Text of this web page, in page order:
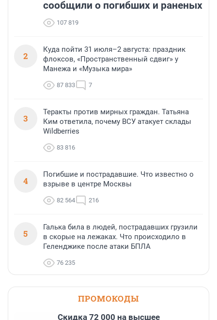
сообщили о погибших и раненых
107 819
2
Куда пойти 31 июля–2 августа: праздник
флоксов, «Пространственный сдвиг» у
Манежа и «Музыка мира»
87 833 7
3
Теракты против мирных граждан. Татьяна
Ким ответила, почему ВСУ атакует склады
Wildberries
83 816
4
Погибшие и пострадавшие. Что известно о
взрыве в центре Москвы
82 564 216
5
Галька била в людей, пострадавших грузили
в скорые на лежаках. Что происходило в
Геленджике после атаки БПЛА
76 235
ПРОМОКОДЫ
Скидка 72 000 на высшее